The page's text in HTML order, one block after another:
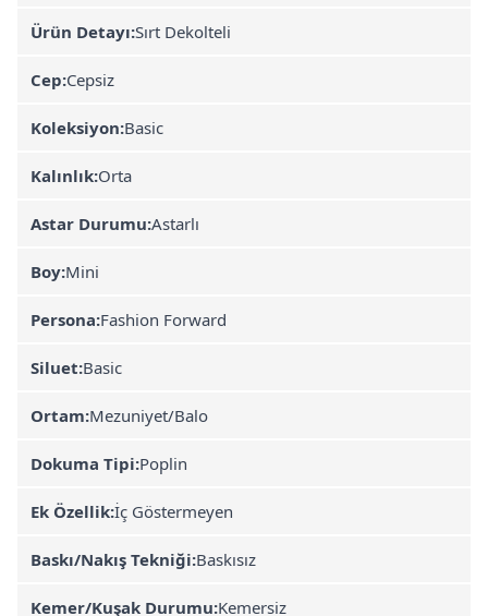
Ürün Detayı:Sırt Dekolteli
Cep:Cepsiz
Koleksiyon:Basic
Kalınlık:Orta
Astar Durumu:Astarlı
Boy:Mini
Persona:Fashion Forward
Siluet:Basic
Ortam:Mezuniyet/Balo
Dokuma Tipi:Poplin
Ek Özellik:İç Göstermeyen
Baskı/Nakış Tekniği:Baskısız
Kemer/Kuşak Durumu:Kemersiz